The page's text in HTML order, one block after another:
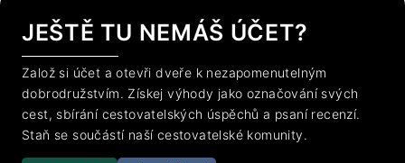
JEŠTĚ TU NEMÁŠ ÚČET?
Založ si účet a otevři dveře k nezapomenutelným
dobrodružstvím. Získej výhody jako označování svých
cest, sbírání cestovatelských úspěchů a psaní recenzí.
Staň se součástí naší cestovatelské komunity.